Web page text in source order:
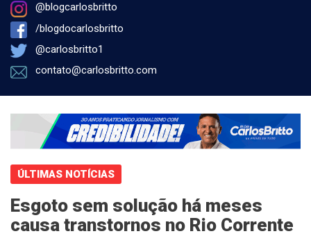
@blogcarlosbritto
/blogdocarlosbritto
@carlosbritto1
contato@carlosbritto.com
ÚLTIMAS NOTÍCIAS
Esgoto sem solução há meses
causa transtornos no Rio Corrente